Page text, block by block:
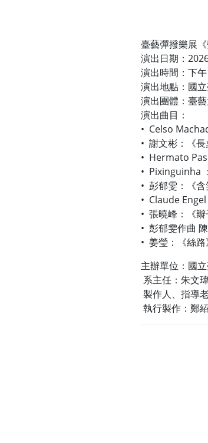
臺藝彈撥樂展
演出日期：
演出時間：下
演出地點：國
演出團體：臺
演出曲目：
• Celso
• 謝文彬：《長
• Hermato
• Pixinguinha
• 彭郁雯：《含
• Claude
• 張曉峰：《辮
• 彭郁雯作曲
• 姜瑩：《絲路
主辦單位：國
系主任：朱文
製作人、指導
執行製作：鄭